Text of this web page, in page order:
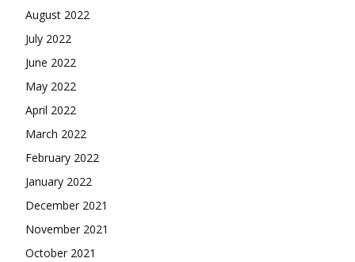
August 2022
July 2022
June 2022
May 2022
April 2022
March 2022
February 2022
January 2022
December 2021
November 2021
October 2021